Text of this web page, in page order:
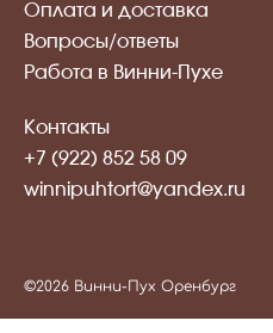
Оплата и доставка
Вопросы/ответы
Работа в Винни-Пухе
Контакты
+7 (922) 852 58 09
winnipuhtort@yandex.ru
©2026 Винни-Пух Оренбург